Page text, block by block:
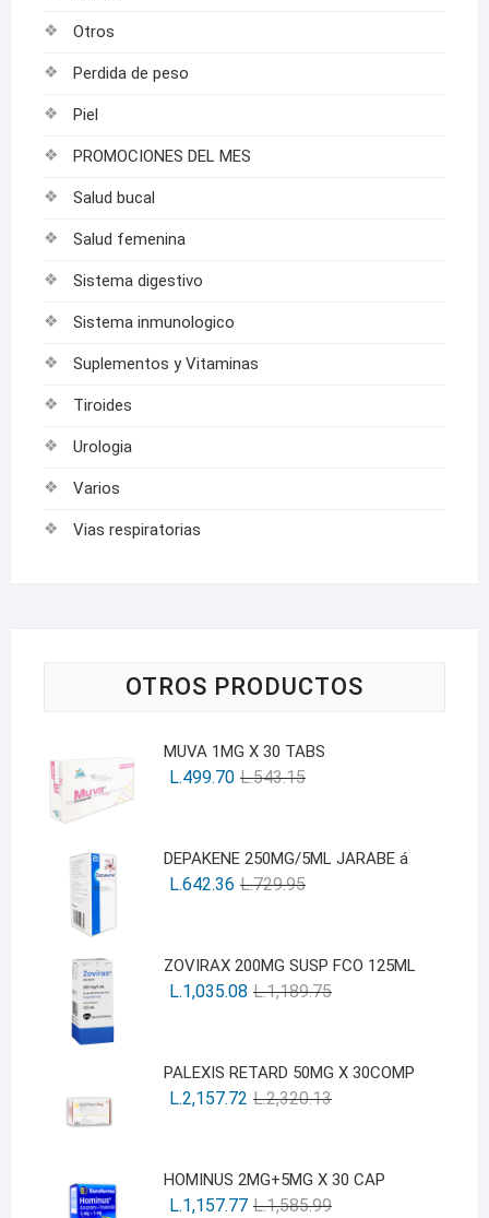
Otros
Perdida de peso
Piel
PROMOCIONES DEL MES
Salud bucal
Salud femenina
Sistema digestivo
Sistema inmunologico
Suplementos y Vitaminas
Tiroides
Urologia
Varios
Vias respiratorias
OTROS PRODUCTOS
MUVA 1MG X 30 TABS
L.543.15
L.499.70
DEPAKENE 250MG/5ML JARABE á
L.729.95
L.642.36
ZOVIRAX 200MG SUSP FCO 125ML
L.1,189.75
L.1,035.08
PALEXIS RETARD 50MG X 30COMP
L.2,320.13
L.2,157.72
HOMINUS 2MG+5MG X 30 CAP
L.1,585.99
L.1,157.77